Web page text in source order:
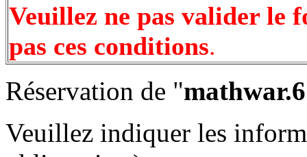
Veuillez ne pas valider le
pas ces conditions.
Réservation de "mathwar.6
Veuillez indiquer les